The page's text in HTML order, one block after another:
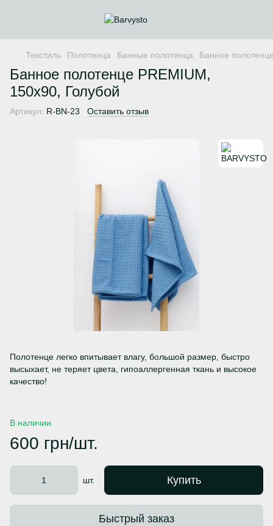
Текстиль Полотенца Банные полотенца Банное
Банное полотенце PREMIUM,
150х90, Голубой
Артикул: R-BN-23 Оставить отзыв
Полотенце легко впитывает влагу, большой размер, быстро
высыхает, не теряет цвета, гипоаллергенная ткань и высокое
качество!
В наличии
600 грн/шт.
шт. Купить
Быстрый заказ